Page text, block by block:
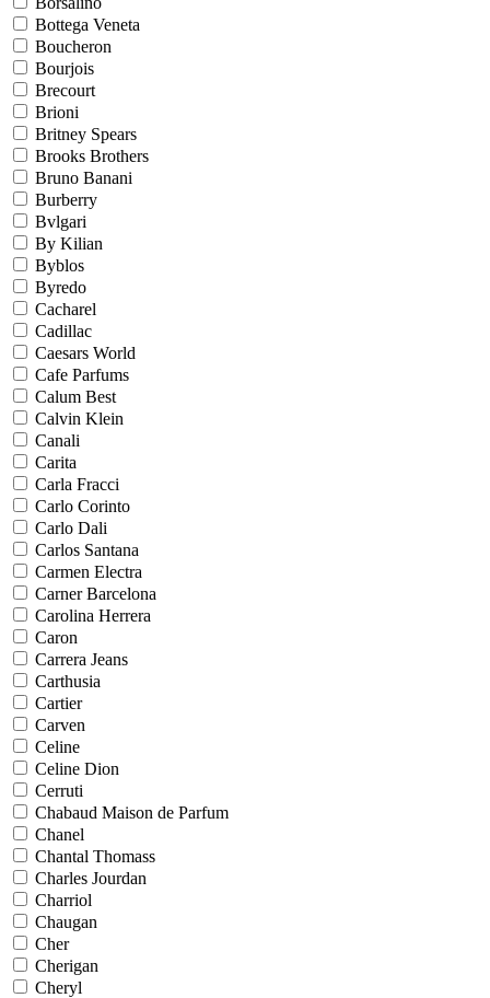
Bottega Veneta
Boucheron
Bourjois
Brecourt
Brioni
Britney Spears
Brooks Brothers
Bruno Banani
Burberry
Bvlgari
By Kilian
Byblos
Byredo
Cacharel
Cadillac
Caesars World
Cafe Parfums
Calum Best
Calvin Klein
Canali
Carita
Carla Fracci
Carlo Corinto
Carlo Dali
Carlos Santana
Carmen Electra
Carner Barcelona
Carolina Herrera
Caron
Carrera Jeans
Carthusia
Cartier
Carven
Celine
Celine Dion
Cerruti
Chabaud Maison de Parfum
Chanel
Chantal Thomass
Charles Jourdan
Charriol
Chaugan
Cher
Cherigan
Cheryl